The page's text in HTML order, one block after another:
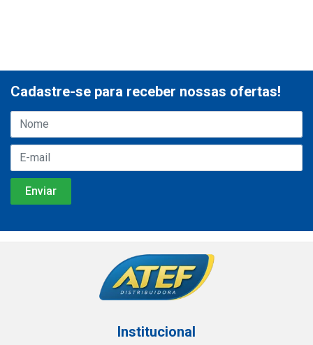
Cadastre-se para receber nossas ofertas!
Institucional